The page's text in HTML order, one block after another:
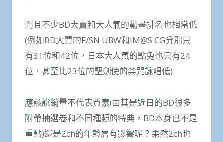
而且不少BD大賣和大人氣的動畫排名也相當低
(例如BD大賣的F/SN UBW和IM@S CG分別只
有31位和42位，日本大人氣的點兔也只有24
位，甚至比23位的聖劍使的禁咒詠唱低)
應該說銷量不代表質素(由其是近日的BD很多
附帶抽選卷和不同種類的特典，BD本身已不是
重點)還是2ch的年齡層有影響呢？果然2ch也